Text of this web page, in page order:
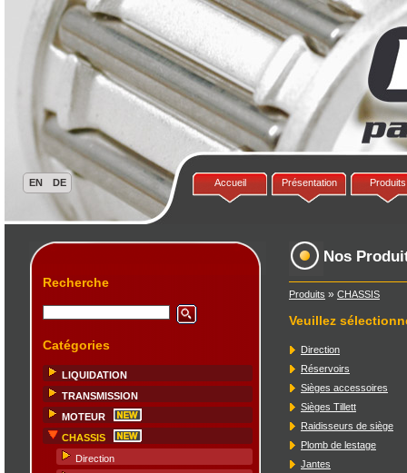
Accueil Présentation Produits
Recherche
Catégories
LIQUIDATION
TRANSMISSION
MOTEUR
CHASSIS
Direction
Nos
Produits » CHASSIS
Veuillez
Direction
Réservoirs
Sièges accessoires
Sièges Tillett
Raidisseurs de siège
Plomb de lestage
Jantes